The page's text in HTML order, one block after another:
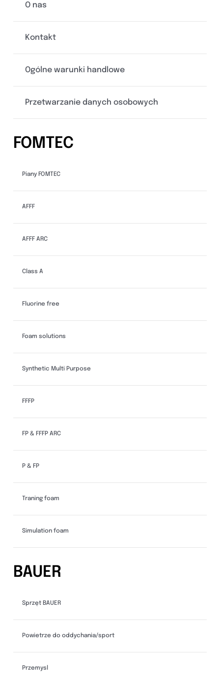
O nas
Kontakt
Ogólne warunki handlowe
Przetwarzanie danych osobowych
FOMTEC
Piany FOMTEC
AFFF
AFFF ARC
Class A
Fluorine free
Foam solutions
Synthetic Multi Purpose
FFFP
FP & FFFP ARC
P & FP
Traning foam
Simulation foam
BAUER
Sprzęt BAUER
Powietrze do oddychania/sport
Przemysl